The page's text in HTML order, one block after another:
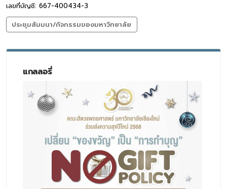
เลขที่บัญชี: 667-400434-3
ประชุมสัมมนา/กิจกรรมของมหาวิทยาลัย
แกลลอรี่